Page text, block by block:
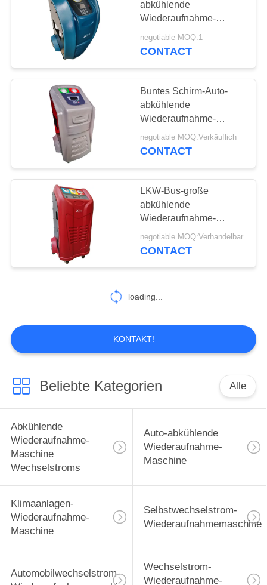
abkühlende
Wiederaufnahme-
Maschine
negotiable MOQ:1
CONTACT
Buntes Schirm-Auto-
abkühlende
Wiederaufnahme-
Maschine X565
Spülungscer
negotiable MOQ:Verkäuflich
CONTACT
LKW-Bus-große
abkühlende
Wiederaufnahme-
Maschinen-
kundenspezifische
negotiable MOQ:Verhandelbar
CONTACT
Wiederaufnahme-
Klimaanlage-Tastatur-
MOQ:1
CONTACT
Wiederaufnahme-
Bescheinigung LKW-
Bus Wechselstroms
abkühlende
MOQ:1
CONTACT
Bus-große abkühlende
Wiederaufnahme-
CONTACT